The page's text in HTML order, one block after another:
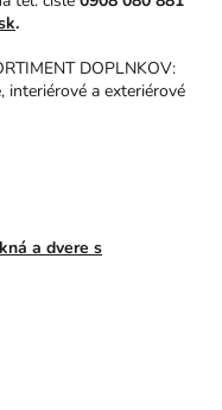
.
DOPLNKOV:
interiérové a exteriérové
a dvere s